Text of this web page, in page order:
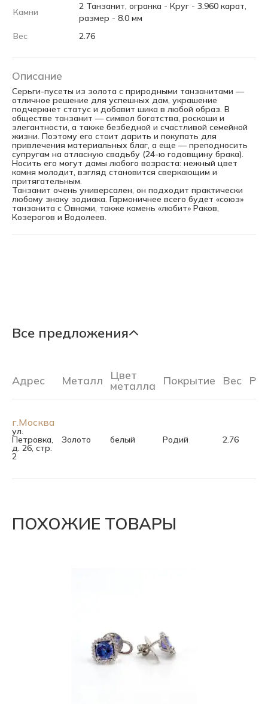
Камни
2 Танзанит, огранка - Круг - 3.960 карат,
размер - 8.0 мм
Вес
2.76
Описание
Серьги-пусеты из золота с природными танзанитами —
отличное решение для успешных дам, украшение
подчеркнет статус и добавит шика в любой образ. В
обществе танзанит — символ богатства, роскоши и
элегантности, а также безбедной и счастливой семейной
жизни. Поэтому его стоит дарить и покупать для
привлечения материальных благ, а еще — преподносить
супругам на атласную свадьбу (24-ю годовщину брака).
Носить его могут дамы любого возраста: нежный цвет
камня молодит, взгляд становится сверкающим и
притягательным.
Танзанит очень универсален, он подходит практически
любому знаку зодиака. Гармоничнее всего будет «союз»
танзанита с Овнами, также камень «любит» Раков,
Козерогов и Водолеев.
Все предложения
Адрес Металл Цвет
металла Покрытие Вес
г.Москва
ул.
Петровка,
д. 26, стр.
2
Золото белый Родий 2.76
ПОХОЖИЕ ТОВАРЫ